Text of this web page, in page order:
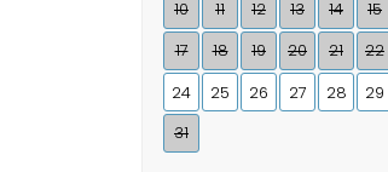
10
11 12 13 14 15
17
18 19 20 21 22
24
25 26 27 28 29
31